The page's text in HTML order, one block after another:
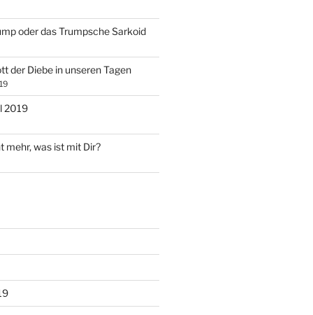
oder das Trumpsche Sarkoid
der Diebe in unseren Tagen
2019
mehr, was ist mit Dir?